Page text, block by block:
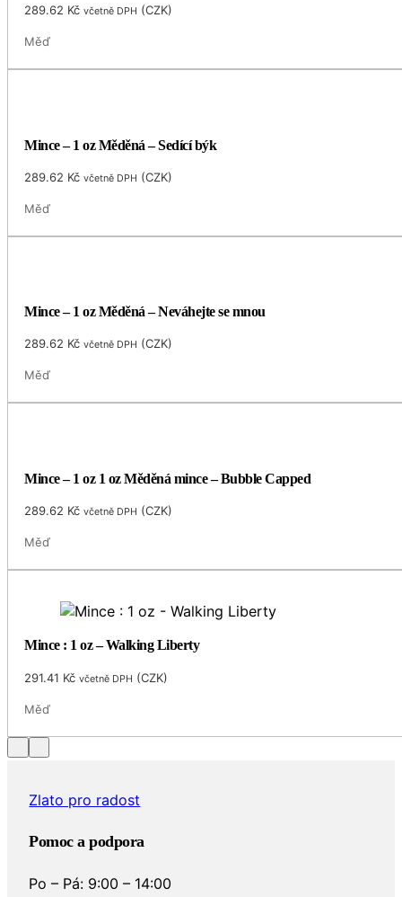
289.62 Kč včetně DPH (CZK)
Měď
Mince – 1 oz Měděná – Sedící býk
289.62 Kč včetně DPH (CZK)
Měď
Mince – 1 oz Měděná – Neváhejte se mnou
289.62 Kč včetně DPH (CZK)
Měď
Mince – 1 oz 1 oz Měděná mince – Bubble Capped
289.62 Kč včetně DPH (CZK)
Měď
Mince : 1 oz – Walking Liberty
291.41 Kč včetně DPH (CZK)
Měď
Zlato pro radost
Pomoc a podpora
Po – Pá: 9:00 – 14:00